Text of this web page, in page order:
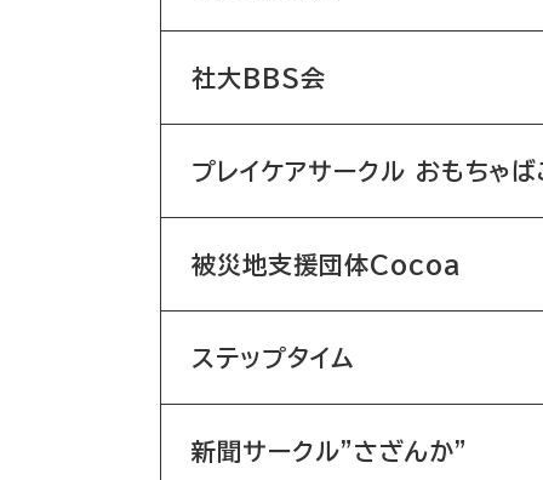
社大BBS会
プレイケアサークル おもちゃば
被災地支援団体Cocoa
ステップタイム
新聞サークル"さざんか"